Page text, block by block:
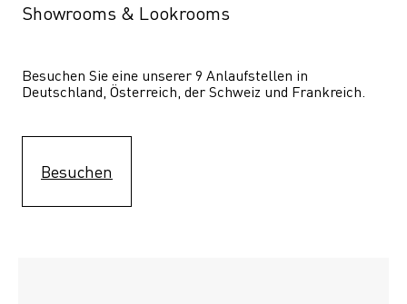
Showrooms & Lookrooms
Besuchen Sie eine unserer 9 Anlaufstellen in
Deutschland, Österreich, der Schweiz und Frankreich.
Besuchen